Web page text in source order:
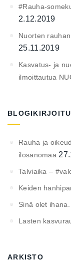
#Rauha-
2.12.2019
Nuorten
25.11.2019
Kasvatus- ja
ilmoittautua
Rauha ja
ilosanomaa
Talviaika –
Keiden
Sinä olet ihana.
Lasten
ARKISTO